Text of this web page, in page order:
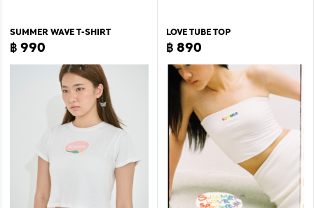
SUMMER WAVE T-SHIRT
฿ 990
LOVE TUBE TOP
฿ 890